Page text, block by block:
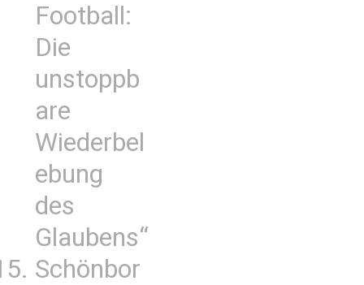
Football:
Die
unstoppb
are
Wiederbel
ebung
des
Glaubens“
Schönbor